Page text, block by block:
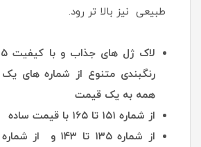
طبیعی نیز بالا تر رود.
همه به یک قیمت
از شماره ۱۵۱ تا ۱۶۵ با قیمت ساده